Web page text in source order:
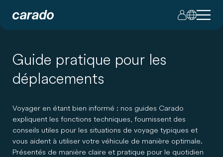
Guide pratique pour les
déplacements
Voyager en étant bien informé : nos guides Carado
expliquent les fonctions techniques, fournissent des
conseils utiles pour les situations de voyage typiques et
vous aident à utiliser votre véhicule de manière optimale.
Présentés de manière claire et pratique pour le quotidien